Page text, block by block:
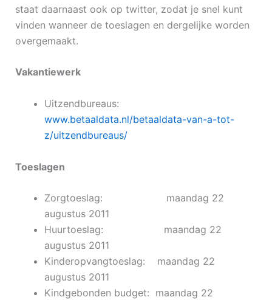
staat daarnaast ook op twitter, zodat je snel kunt
vinden wanneer de toeslagen en dergelijke worden
overgemaakt.
Vakantiewerk
Uitzendbureaus:
www.betaaldata.nl/betaaldata-van-a-tot-
z/uitzendbureaus/
Toeslagen
Zorgtoeslag: maandag 22
augustus 2011
Huurtoeslag: maandag 22
augustus 2011
Kinderopvangtoeslag: maandag 22
augustus 2011
Kindgebonden budget: maandag 22